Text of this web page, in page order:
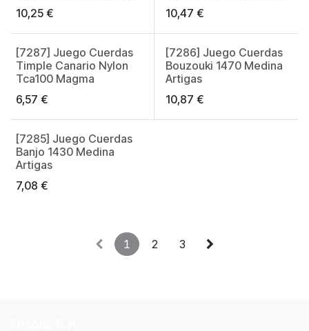
10,25 €
10,47 €
[7287] Juego Cuerdas
Timple Canario Nylon
Tca100 Magma
6,57 €
[7286] Juego Cuerdas
Bouzouki 1470 Medina
Artigas
10,87 €
[7285] Juego Cuerdas
Banjo 1430 Medina
Artigas
7,08 €
1 2 3